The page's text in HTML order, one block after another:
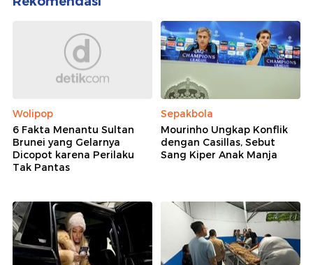
Wolipop
6 Fakta Menantu Sultan
Brunei yang Gelarnya
Dicopot karena Perilaku
Tak Pantas
Sepakbola
Mourinho Ungkap Konflik
dengan Casillas, Sebut
Sang Kiper Anak Manja